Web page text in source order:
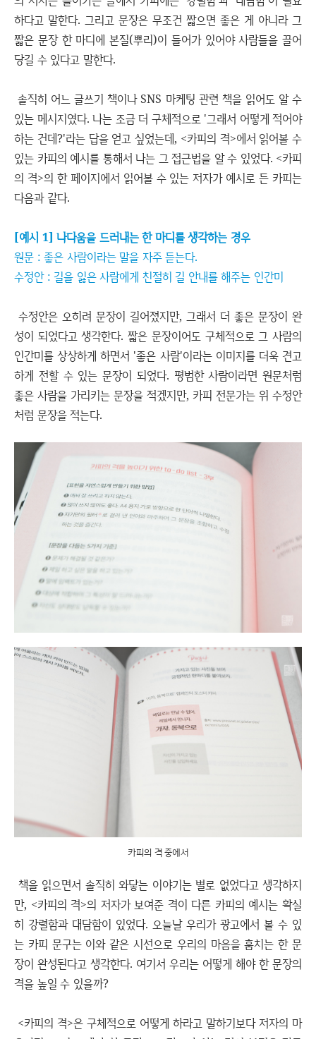
하다고 말한다. 그리고 문장은 무조건 짧으면 좋은 게 아니라 그
짧은 문장 한 마디에 본질(뿌리)이 들어가 있어야 사람들을 끌어
당길 수 있다고 말한다.
솔직히 어느 글쓰기 책이나 SNS 마케팅 관련 책을 읽어도 알 수
있는 메시지였다. 나는 조금 더 구체적으로 '그래서 어떻게 적어야
하는 건데?'라는 답을 얻고 싶었는데, <카피의 격>에서 읽어볼 수
있는 카피의 예시를 통해서 나는 그 접근법을 알 수 있었다. <카피
의 격>의 한 페이지에서 읽어볼 수 있는 저자가 예시로 든 카피는
다음과 같다.
[예시 1] 나다움을 드러내는 한 마디를 생각하는 경우
원문 : 좋은 사람이라는 말을 자주 듣는다.
수정안 : 길을 잃은 사람에게 친절히 길 안내를 해주는 인간미
수정안은 오히려 문장이 길어졌지만, 그래서 더 좋은 문장이 완
성이 되었다고 생각한다. 짧은 문장이어도 구체적으로 그 사람의
인간미를 상상하게 하면서 '좋은 사람'이라는 이미지를 더욱 견고
하게 전할 수 있는 문장이 되었다. 평범한 사람이라면 원문처럼
좋은 사람을 가리키는 문장을 적겠지만, 카피 전문가는 위 수정안
처럼 문장을 적는다.
카피의 격 중에서
책을 읽으면서 솔직히 와닿는 이야기는 별로 없었다고 생각하지
만, <카피의 격>의 저자가 보여준 격이 다른 카피의 예시는 확실
히 강렬함과 대담함이 있었다. 오늘날 우리가 광고에서 볼 수 있
는 카피 문구는 이와 같은 시선으로 우리의 마음을 훔치는 한 문
장이 완성된다고 생각한다. 여기서 우리는 어떻게 해야 한 문장의
격을 높일 수 있을까?
<카피의 격>은 구체적으로 어떻게 하라고 말하기보다 저자의 마